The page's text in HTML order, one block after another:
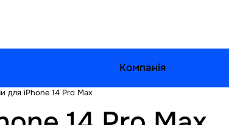
Компанія
для iPhone 14 Pro Max